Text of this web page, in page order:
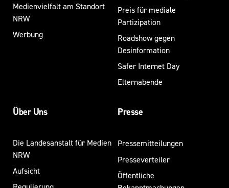
Medienvielfalt am Standort
NRW
Werbung
Preis für mediale
Partizipation
Roadshow gegen
Desinformation
Safer Internet Day
Elternabende
Über Uns
Die Landesanstalt für Medien
NRW
Aufsicht
Presse
Pressemitteilungen
Presseverteiler
Öffentliche